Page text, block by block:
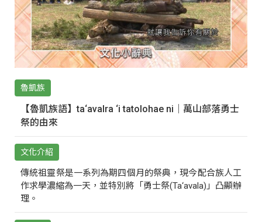
魯凱族
【魯凱族語】ta‘avalra ‘i tatolohae ni｜萬山部落勇士
祭的由來
文化介紹
傳統祖靈祭是一系列為期四個月的祭典，現今配合族人工
作求學濃縮為一天，並特別將「勇士祭(Ta‘avala)」凸顯辦
理。